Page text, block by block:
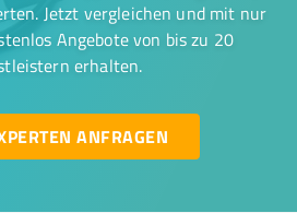
Jetzt vergleichen und mit nur
Angebote von bis zu 20
erhalten.
ANFRAGEN